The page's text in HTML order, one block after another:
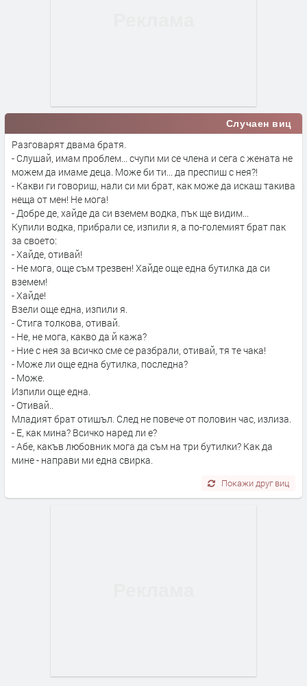
Случаен виц
Разговарят двама братя.
- Слушай, имам проблем... счупи ми се члена и сега с жената не
можем да имаме деца. Може би ти... да преспиш с нея?!
- Какви ги говориш, нали си ми брат, как може да искаш такива
неща от мен! Не мога!
- Добре де, хайде да си вземем водка, пък ще видим...
Купили водка, прибрали се, изпили я, а по-големият брат пак
за своето:
- Хайде, отивай!
- Не мога, още съм трезвен! Хайде още една бутилка да си
вземем!
- Хайде!
Взели още една, изпили я.
- Стига толкова, отивай.
- Не, не мога, какво да й кажа?
- Ние с нея за всичко сме се разбрали, отивай, тя те чака!
- Може ли още една бутилка, последна?
- Може.
Изпили още една.
- Отивай..
Младият брат отишъл. След не повече от половин час, излиза.
- Е, как мина? Всичко наред ли е?
- Абе, какъв любовник мога да съм на три бутилки? Как да
мине - направи ми една свирка.
Покажи друг виц